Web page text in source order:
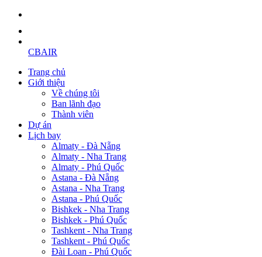
CBAIR
Trang chủ
Giới thiệu
Về chúng tôi
Ban lãnh đạo
Thành viên
Dự án
Lịch bay
Almaty - Đà Nẵng
Almaty - Nha Trang
Almaty - Phú Quốc
Astana - Đà Nẵng
Astana - Nha Trang
Astana - Phú Quốc
Bishkek - Nha Trang
Bishkek - Phú Quốc
Tashkent - Nha Trang
Tashkent - Phú Quốc
Đài Loan - Phú Quốc